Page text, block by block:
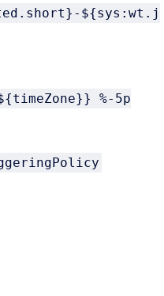
${sys:wt.j
%-5p